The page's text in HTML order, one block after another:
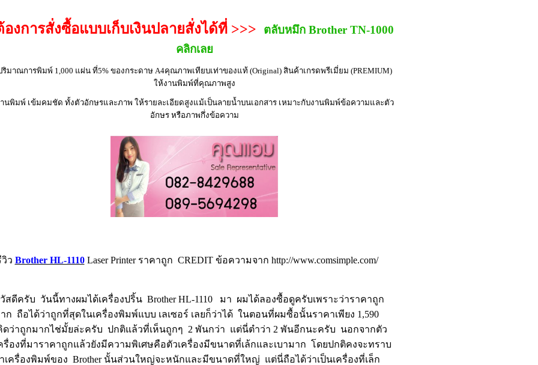
องการสั่งซื้อแบบเก็บเงินปลายสั่งได้ที่ >>>
ตลับหมึก Brother TN-1000
คลิกเลย
ริมาณการพิมพ์ 1,000 แผ่น ที่5% ของกระดาษ A4คุณภาพเทียบเท่าของแท้ (Original) สินค้าเกรดพรีเมี่ยม (PREMIUM)
ให้งานพิมพ์ที่คุณภาพสูง
นพิมพ์ เข้มคมชัด ทั้งตัวอักษรและภาพ ให้รายละเอียดสูงแม้เป็นลายน้ำบนเอกสาร เหมาะกับงานพิมพ์ข้อความและตัว
อักษร หรือภาพกึ่งข้อความ
วิว Brother HL-1110Laser Printer ราคาถูก CREDIT ข้อความจาก http://www.comsimple.com/
สดีครับ วันนี้ทางผมได้เครื่องปริ้น Brother HL-1110 มา ผมได้ลองซื้อดูครับเพราะว่าราคาถูก
ก ถือได้ว่าถูกที่สุดในเครื่องพิมพ์แบบ เลเซอร์ เลยก็ว่าได้ ในตอนที่ผมซื้อนั้นราคาเพียง 1,590
ดว่าถูกมากไช่มั้ยล่ะครับ ปกติแล้วที่เห็นถูกๆ 2 พันกว่า แต่นี่ตำว่า 2 พันอีกนะครับ นอกจากตัว
รื่องที่มาราคาถูกแล้วยังมีความพิเศษคือตัวเครื่องมีขนาดที่เล้กและเบามาก โดยปกติคงจะทราบ
เครื่องพิมพ์ของ Brother นั้นส่วนใหญ่จะหนักและมีขนาดที่ใหญ่ แต่นี่ถือได้ว่าเป็นเครื่องที่เล็ก